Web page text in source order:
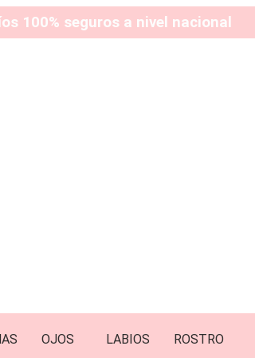
100% seguros a nivel nacional
OJOS LABIOS ROSTRO